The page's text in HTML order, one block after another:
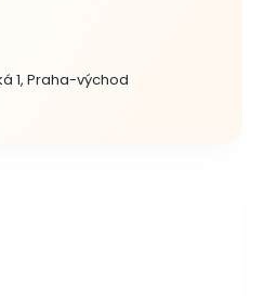
1, Praha-východ